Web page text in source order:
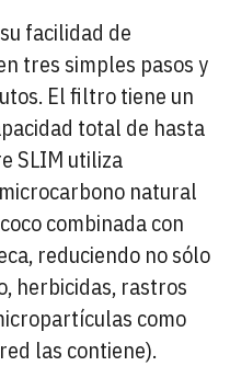
facilidad de
tres simples pasos y
El filtro tiene un
total de hasta
SLIM utiliza
natural
combinada con
reduciendo no sólo
herbicidas, rastros
como
las contiene).